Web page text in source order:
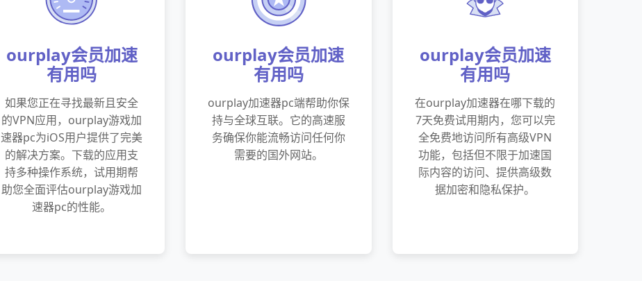
ourplay会员加速
有用吗
如果您正在寻找最新且安全
的VPN应用，ourplay游戏加
速器pc为iOS用户提供了完美
的解决方案。下载的应用支
持多种操作系统，试用期帮
助您全面评估ourplay游戏加
速器pc的性能。
ourplay会员加速
有用吗
ourplay加速器pc端帮助你保
持与全球互联。它的高速服
务确保你能流畅访问任何你
需要的国外网站。
ourplay会员加速
有用吗
在ourplay加速器在哪下载的
7天免费试用期内，您可以完
全免费地访问所有高级VPN
功能，包括但不限于加速国
际内容的访问、提供高级数
据加密和隐私保护。